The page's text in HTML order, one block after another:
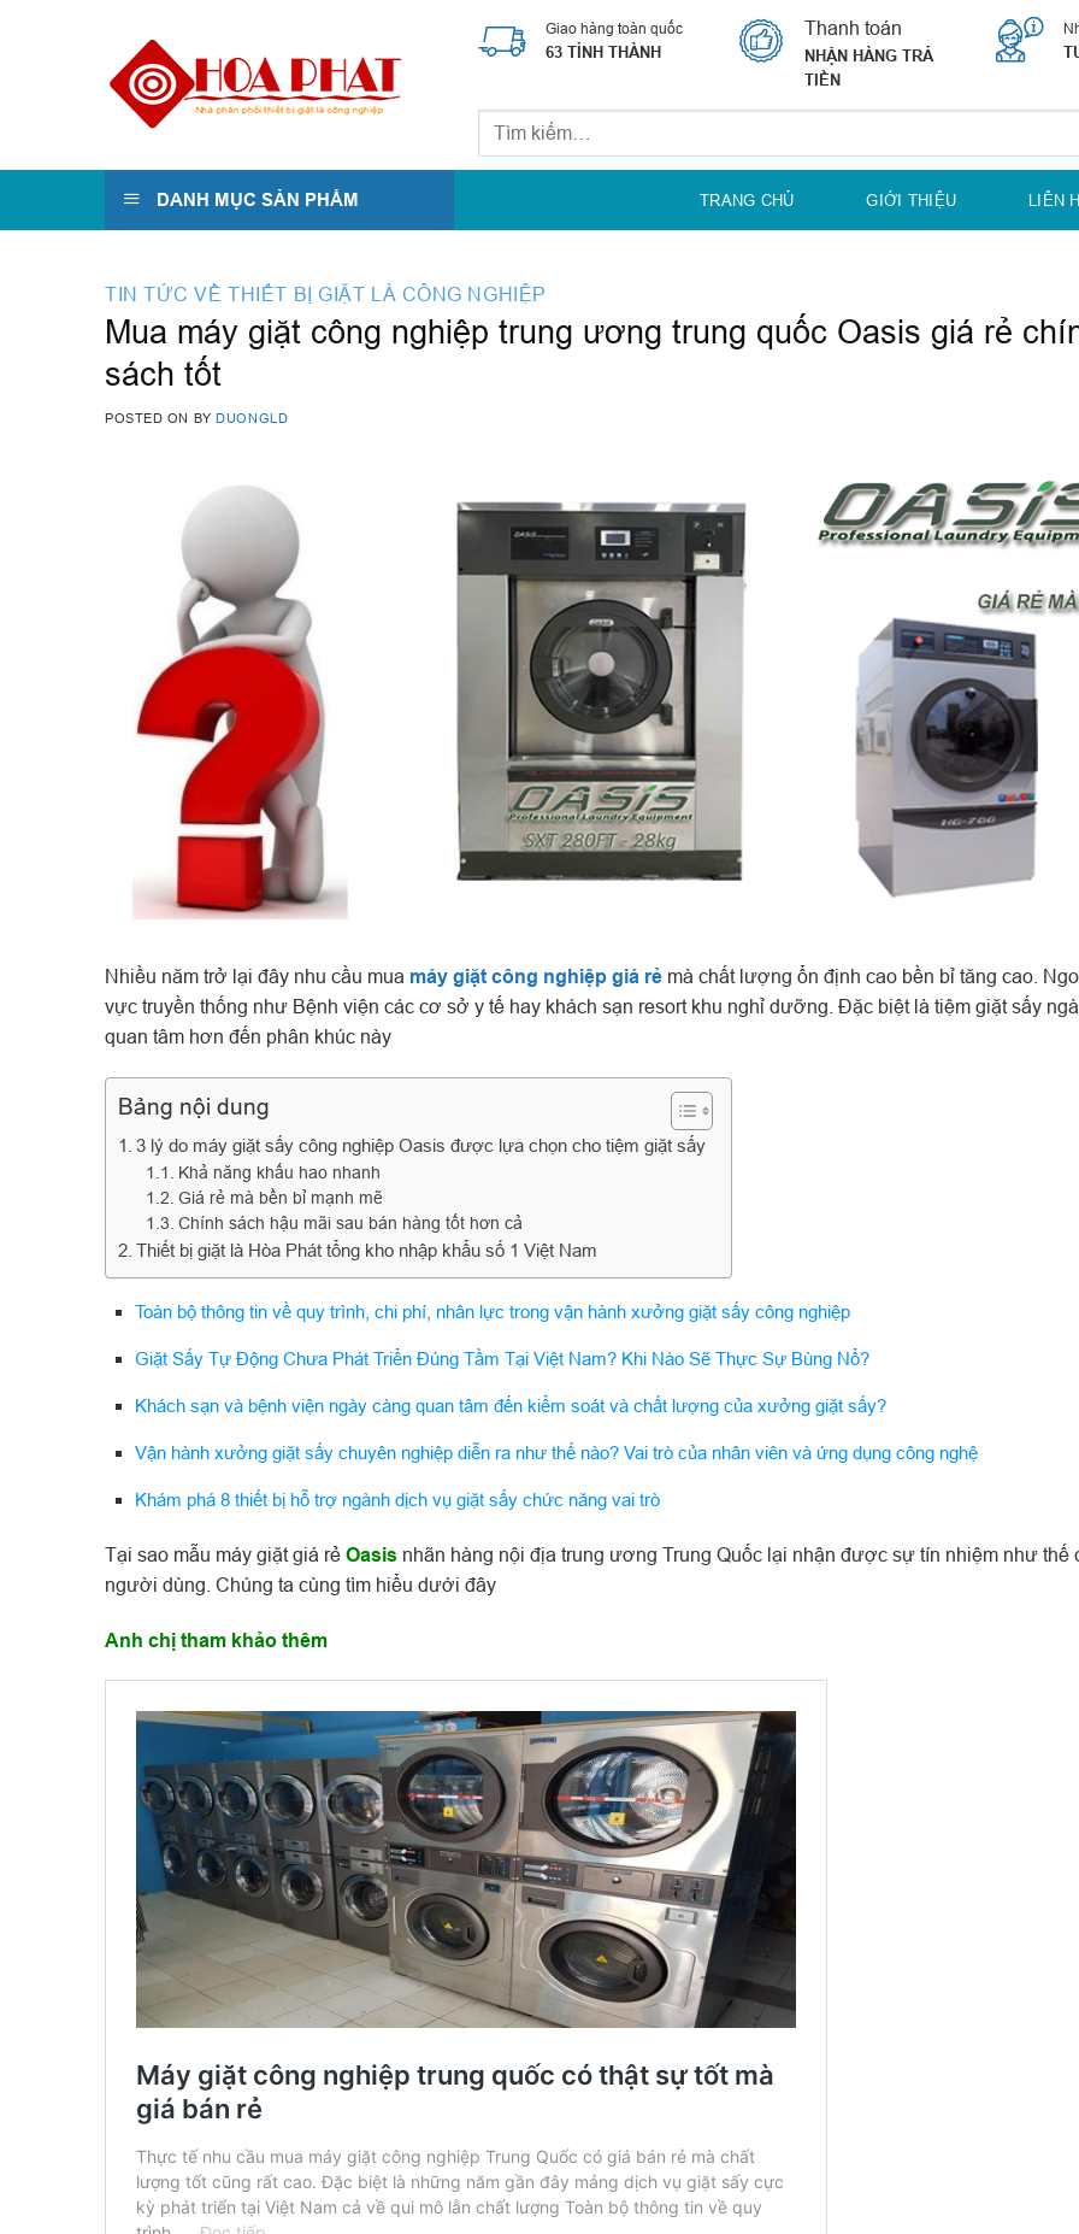
Giao hàng toàn quốc
63 TỈNH THÀNH
Thanh toán
NHẬN HÀNG TRẢ
TIỀN
Tìm
DANH MỤC SẢN PHẨM TRANG CHỦ GIỚI THIỆU LIÊN
TIN TỨC VỀ THIẾT BỊ GIẶT LÀ CÔNG NGHIỆP
Mua máy giặt công nghiệp trung ương trung quốc Oasis giá rẻ
sách tốt
POSTED ON BYDUONGLD
Nhiều năm trở lại đây nhu cầu mua máy giặt công nghiệp giá rẻ mà chất lượng ổn định cao bền bỉ tăng cao.
vực truyền thống như Bệnh viện các cơ sở y tế hay khách sạn resort khu nghỉ dưỡng. Đặc biệt là tiệm giặt sấy
quan tâm hơn đến phân khúc này
Bảng nội dung
3 lý do máy giặt sấy công nghiệp Oasis được lựa chọn cho tiệm giặt sấy
Khả năng khấu hao nhanh
Giá rẻ mà bền bỉ mạnh mẽ
Chính sách hậu mãi sau bán hàng tốt hơn cả
Thiết bị giặt là Hòa Phát tổng kho nhập khẩu số 1 Việt Nam
Toàn bộ thông tin về quy trình, chi phí, nhân lực trong vận hành xưởng giặt sấy công nghiệp
Giặt Sấy Tự Động Chưa Phát Triển Đúng Tầm Tại Việt Nam? Khi Nào Sẽ Thực Sự Bùng Nổ?
Khách sạn và bệnh viện ngày càng quan tâm đến kiểm soát và chất lượng của xưởng giặt sấy?
Vận hành xưởng giặt sấy chuyên nghiệp diễn ra như thế nào? Vai trò của nhân viên và ứng dụng công nghệ
Khám phá 8 thiết bị hỗ trợ ngành dịch vụ giặt sấy chức năng vai trò
Tại sao mẫu máy giặt giá rẻ Oasis nhãn hàng nội địa trung ương Trung Quốc lại nhận được sự tín nhiệm như thế
người dùng. Chúng ta cùng tìm hiểu dưới đây
Anh chị tham khảo thêm